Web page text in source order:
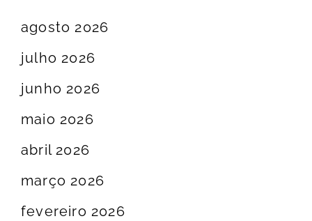
agosto 2026
julho 2026
junho 2026
maio 2026
abril 2026
março 2026
fevereiro 2026